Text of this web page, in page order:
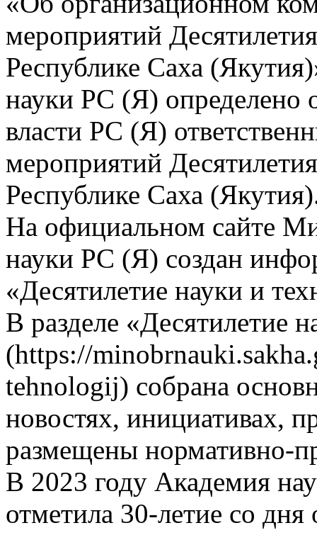
мероприятий
Республике Саха
науки РС (Я) определено
власти РС (Я)
мероприятий
Республике Саха
На официальном сайте
науки РС (Я) создан
«Десятилетие науки и
В разделе «Десятилетие
(https://
tehnologij) собрана
новостях, инициативах,
размещены нормативно-
В 2023 году Академия
отметила 30-летие со дня